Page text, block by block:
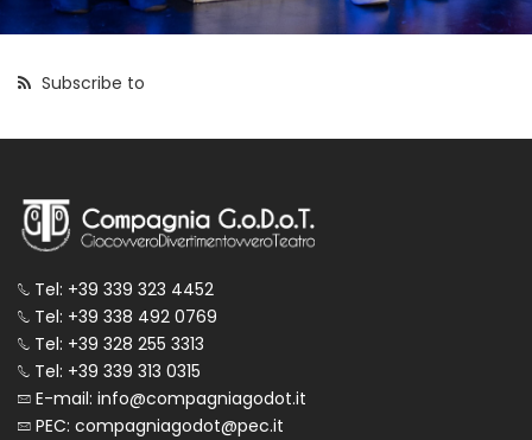
Subscribe to
Tel: +39 339 323 4452
Tel: +39 338 492 0769
Tel: +39 328 255 3313
Tel: +39 339 313 0315
E-mail: info@compagniagodot.it
PEC: compagniagodot@pec.it